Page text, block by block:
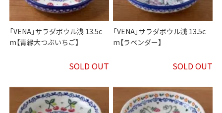
「VENA」サラダボウル浅 13.5c
m【青縁大つぶいちご】
SOLD OUT
「VENA」サラダボウル浅 13.5c
m【ラベンダー】
SOLD OUT